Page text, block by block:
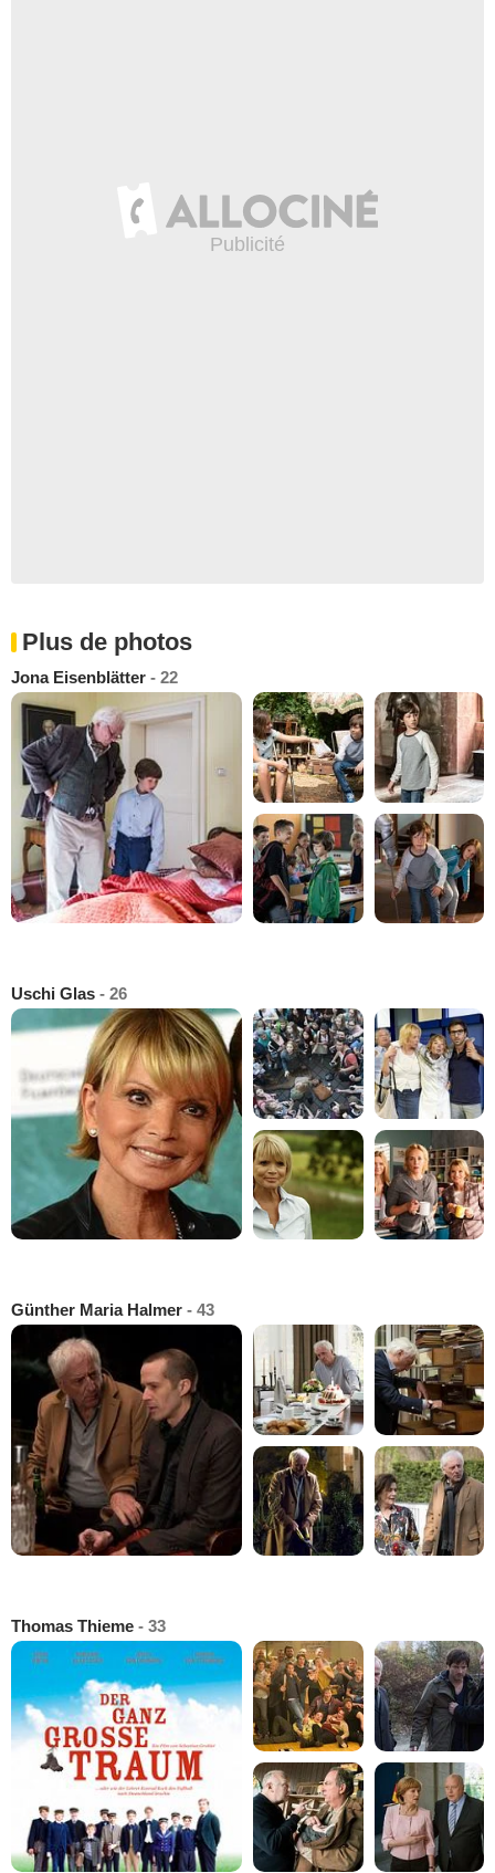
Plus de photos
Jona Eisenblätter - 22
Uschi Glas - 26
Günther Maria Halmer - 43
Thomas Thieme - 33